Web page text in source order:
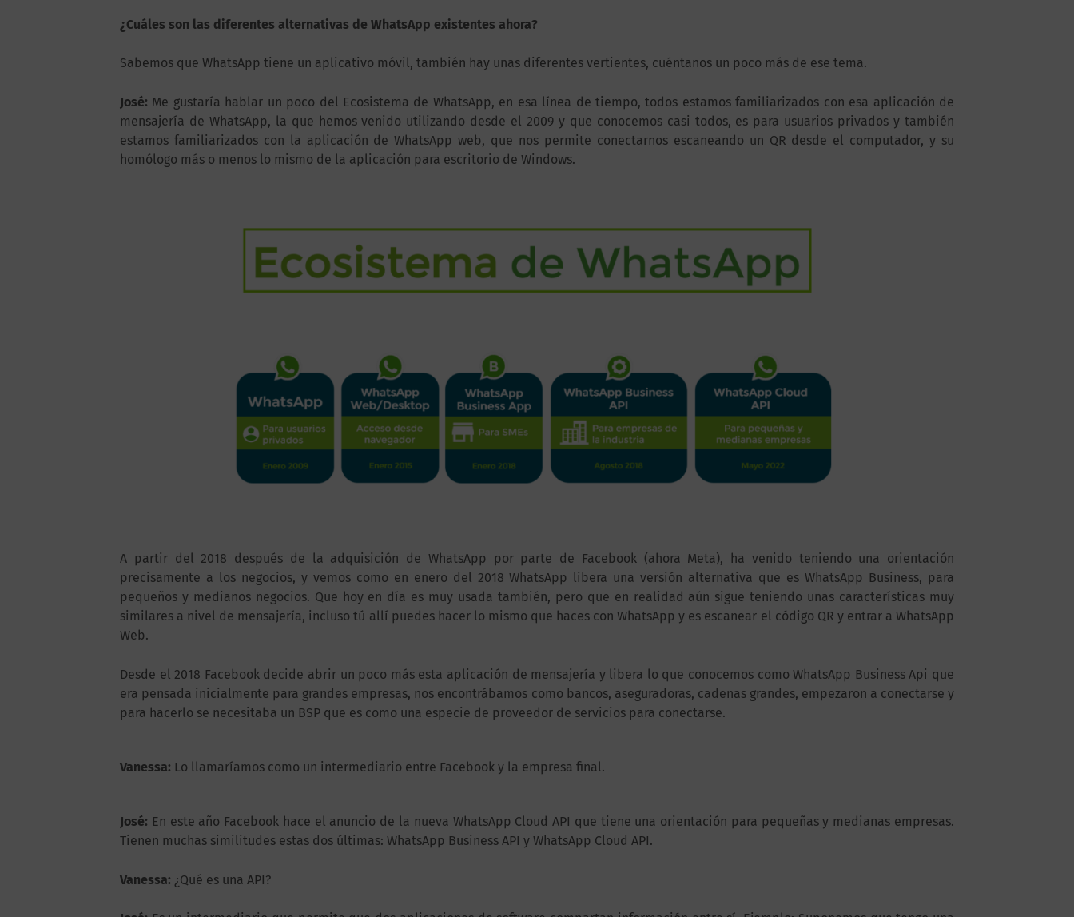
¿Cuáles son las diferentes alternativas de WhatsApp existentes ahora?
Sabemos que WhatsApp tiene un aplicativo móvil, también hay unas diferentes vertientes, cuéntanos un poco más de ese tema.
José: Me gustaría hablar un poco del Ecosistema de WhatsApp, en esa línea de tiempo, todos estamos familiarizados con esa aplicación de
mensajería de WhatsApp, la que hemos venido utilizando desde el 2009 y que conocemos casi todos, es para usuarios privados y también
estamos familiarizados con la aplicación de WhatsApp web, que nos permite conectarnos escaneando un QR desde el computador, y su
homólogo más o menos lo mismo de la aplicación para escritorio de Windows.
A partir del 2018 después de la adquisición de WhatsApp por parte de Facebook (ahora Meta), ha venido teniendo una orientación
precisamente a los negocios, y vemos como en enero del 2018 WhatsApp libera una versión alternativa que es WhatsApp Business, para
pequeños y medianos negocios. Que hoy en día es muy usada también, pero que en realidad aún sigue teniendo unas características muy
similares a nivel de mensajería, incluso tú allí puedes hacer lo mismo que haces con WhatsApp y es escanear el código QR y entrar a WhatsApp
Web.
Desde el 2018 Facebook decide abrir un poco más esta aplicación de mensajería y libera lo que conocemos como WhatsApp Business Api que
era pensada inicialmente para grandes empresas, nos encontrábamos como bancos, aseguradoras, cadenas grandes, empezaron a conectarse y
para hacerlo se necesitaba un BSP que es como una especie de proveedor de servicios para conectarse.
Vanessa: Lo llamaríamos como un intermediario entre Facebook y la empresa final.
José: En este año Facebook hace el anuncio de la nueva WhatsApp Cloud API que tiene una orientación para pequeñas y medianas empresas.
Tienen muchas similitudes estas dos últimas: WhatsApp Business API y WhatsApp Cloud API.
Vanessa: ¿Qué es una API?